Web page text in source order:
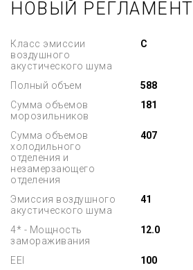
НОВЫЙ РЕГЛАМЕНТ
Класс эмиссии
воздушного
акустического шума
C
Полный объем
588
Сумма объемов
морозильников
181
Сумма объемов
холодильного
отделения и
незамерзающего
отделения
407
Эмиссия воздушного
акустического шума
41
4* - Мощность
замораживания
12.0
EEI 100